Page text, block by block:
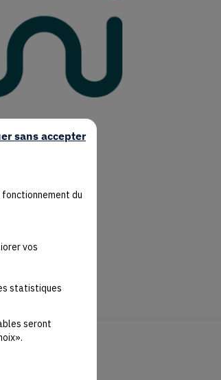
du
vos
statistiques
seront
sans accepter